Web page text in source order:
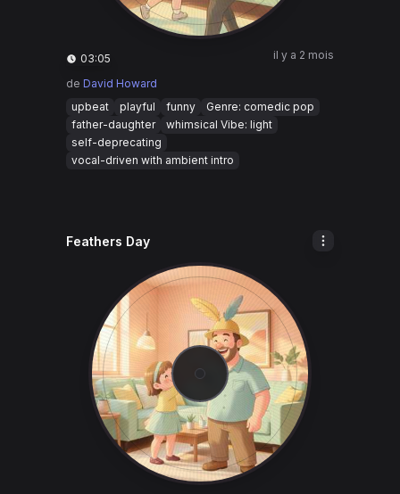
03:05 il y a 2 mois
de David Howard
upbeat
playful funny
Genre: comedic pop
father-daughter
whimsical Vibe: light
self-deprecating
vocal-driven with ambient intro
Feathers Day